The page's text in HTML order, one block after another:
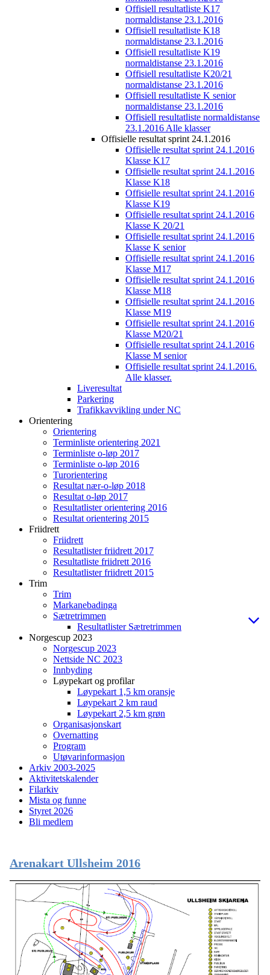
Offisiell resultatliste K17
normaldistanse 23.1.2016
Offisiell resultatliste K18
normaldistanse 23.1.2016
Offisiell resultatliste K19
normaldistanse 23.1.2016
Offisiell resultatliste K20/21
normaldistanse 23.1.2016
Offisiell resultatliste K senior
normaldistanse 23.1.2016
Offisiell resultatliste normaldistanse
23.1.2016 Alle klasser
Offisielle resultat sprint 24.1.2016
Offisielle resultat sprint 24.1.2016
Klasse K17
Offisielle resultat sprint 24.1.2016
Klasse K18
Offisielle resultat sprint 24.1.2016
Klasse K19
Offisielle resultat sprint 24.1.2016
Klasse K 20/21
Offisielle resultat sprint 24.1.2016
Klasse K senior
Offisielle resultat sprint 24.1.2016
Klasse M17
Offisielle resultat sprint 24.1.2016
Klasse M18
Offisielle resultat sprint 24.1.2016
Klasse M19
Offisielle resultat sprint 24.1.2016
Klasse M20/21
Offisielle resultat sprint 24.1.2016
Klasse M senior
Offisielle resultat sprint 24.1.2016.
Alle klasser.
Liveresultat
Parkering
Trafikkavvikling under NC
Orientering
Orientering
Terminliste orientering 2021
Terminliste o-løp 2017
Terminliste o-løp 2016
Turorientering
Resultat nær-o-løp 2018
Resultat o-løp 2017
Resultatlister orientering 2016
Resultat orientering 2015
Friidrett
Friidrett
Resultatlister friidrett 2017
Resultatliste friidrett 2016
Resultatlister friidrett 2015
Trim
Trim
Markanebadinga
Sætretrimmen
Resultatlister Sætretrimmen
Norgescup 2023
Norgescup 2023
Nettside NC 2023
Innbyding
Løypekart og profilar
Løypekart 1,5 km oransje
Løypekart 2 km raud
Løypekart 2,5 km grøn
Organisasjonskart
Overnatting
Program
Utøvarinformasjon
Arkiv 2003-2025
Aktivitetskalender
Filarkiv
Mista og funne
Styret 2026
Bli medlem
Arenakart Ullsheim 2016